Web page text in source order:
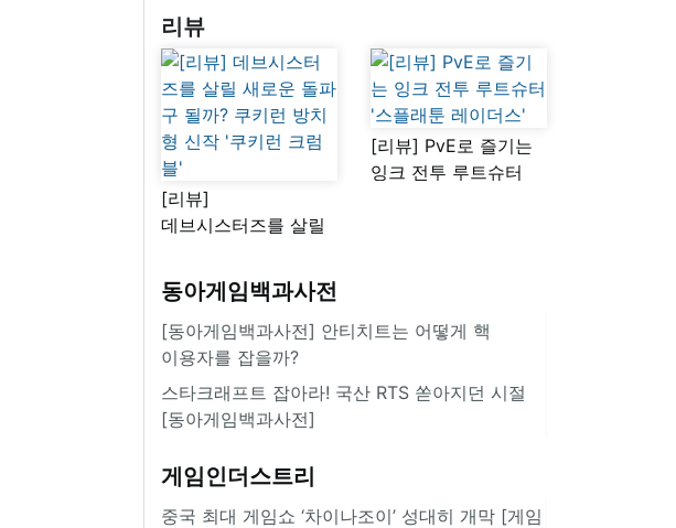
자연스럽게 세상이
넓어지는 재미를
추구했다”
리뷰
[리뷰]
데브시스터즈를 살릴
쿠키런 방치형 신작
'쿠키런 크럼블'
[리뷰] PvE로 즐기는
잉크 전투 루트슈터
동아게임백과사전
[동아게임백과사전] 안티치트는 어떻게 핵
이용자를 잡을까?
스타크래프트 잡아라! 국산 RTS 쏟아지던 시절
[동아게임백과사전]
게임인더스트리
중국 최대 게임쇼 ‘차이나조이’ 성대히 개막 [게임